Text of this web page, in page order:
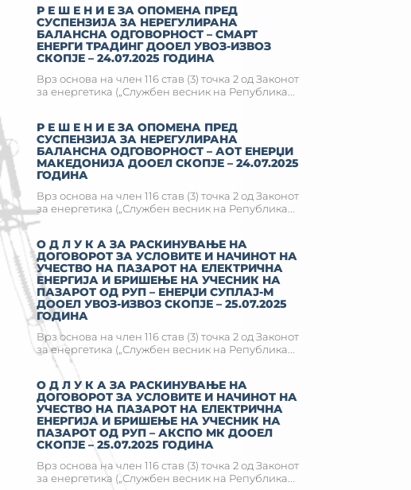
Р Е Ш Е Н И Е ЗА ОПОМЕНА ПРЕД
СУСПЕНЗИЈА ЗА НЕРЕГУЛИРАНА
БАЛАНСНА ОДГОВОРНОСТ – СМАРТ
ЕНЕРГИ ТРАДИНГ ДООЕЛ УВОЗ-ИЗВОЗ
СКОПЈЕ – 24.07.2025 ГОДИНА
Врз основа на член 116 став (3) точка 2 од Законот
за енергетика („Службен весник на Република...
Р Е Ш Е Н И Е ЗА ОПОМЕНА ПРЕД
СУСПЕНЗИЈА ЗА НЕРЕГУЛИРАНА
БАЛАНСНА ОДГОВОРНОСТ – АОТ ЕНЕРЏИ
МАКЕДОНИЈА ДООЕЛ СКОПЈЕ – 24.07.2025
ГОДИНА
Врз основа на член 116 став (3) точка 2 од Законот
за енергетика („Службен весник на Република...
О Д Л У К А ЗА РАСКИНУВАЊЕ НА
ДОГОВОРОТ ЗА УСЛОВИТЕ И НАЧИНОТ НА
УЧЕСТВО НА ПАЗАРОТ НА ЕЛЕКТРИЧНА
ЕНЕРГИЈА И БРИШЕЊЕ НА УЧЕСНИК НА
ПАЗАРОТ ОД РУП – ЕНЕРЏИ СУПЛАЈ-М
ДООЕЛ УВОЗ-ИЗВОЗ СКОПЈЕ – 25.07.2025
ГОДИНА
Врз основа на член 116 став (3) точка 2 од Законот
за енергетика („Службен весник на Република...
О Д Л У К А ЗА РАСКИНУВАЊЕ НА
ДОГОВОРОТ ЗА УСЛОВИТЕ И НАЧИНОТ НА
УЧЕСТВО НА ПАЗАРОТ НА ЕЛЕКТРИЧНА
ЕНЕРГИЈА И БРИШЕЊЕ НА УЧЕСНИК НА
ПАЗАРОТ ОД РУП – АКСПО МК ДООЕЛ
СКОПЈЕ – 25.07.2025 ГОДИНА
Врз основа на член 116 став (3) точка 2 од Законот
за енергетика („Службен весник на Република...